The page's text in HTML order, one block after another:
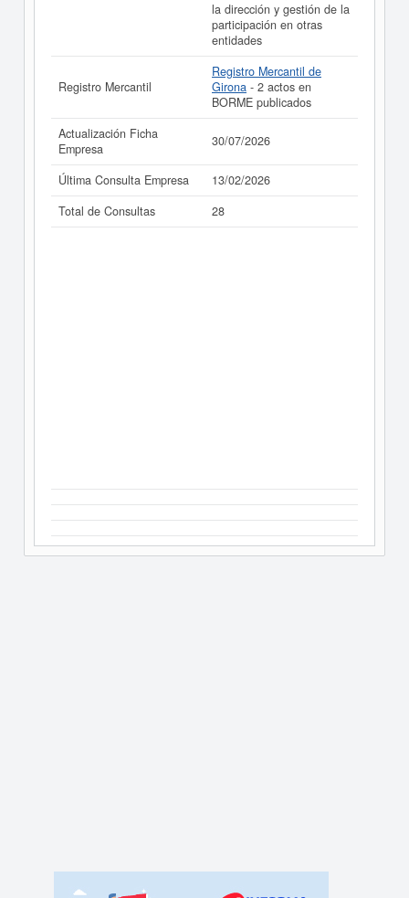
la dirección y gestión de la
participación en otras
entidades
Registro Mercantil
Registro Mercantil de
Girona - 2 actos en
BORME publicados
Actualización Ficha
Empresa
30/07/2026
Última Consulta Empresa
13/02/2026
Total de Consultas
28